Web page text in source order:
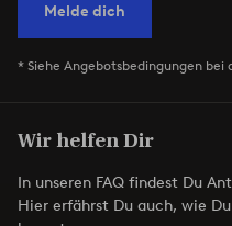
Melde dich
* Siehe Angebotsbedingungen bei
Wir helfen Dir
In unseren FAQ findest Du
Hier erfährst Du auch, wie